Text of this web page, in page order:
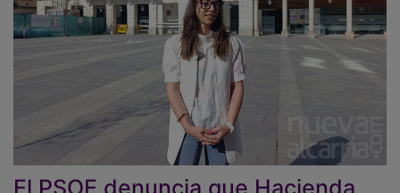
El PSOE denuncia que Hacienda